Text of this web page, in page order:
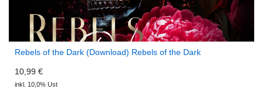
Rebels of the Dark (Download) Rebels of the Dark
10,99 €
inkl. 10,0% Ust